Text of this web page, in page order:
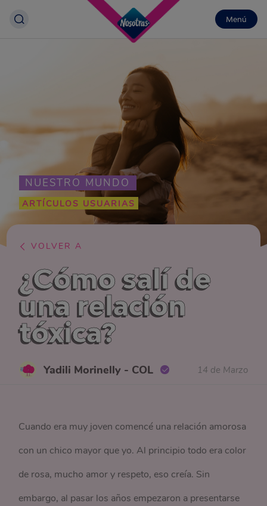
Menú
NUESTRO MUNDO
ARTÍCULOS USUARIAS
VOLVER A
¿Cómo salí de
una relación
tóxica?
Yadili Morinelly - COL 14 de Marzo
Cuando era muy joven comencé una relación amorosa
con un chico mayor que yo. Al principio todo era color
de rosa, mucho amor y respeto, eso creía. Sin
embargo, al pasar los años empezaron a presentarse